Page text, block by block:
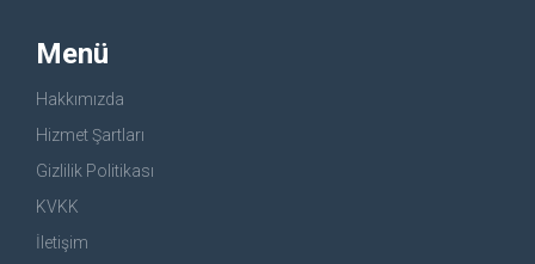
Menü
Hakkımızda
Hizmet Şartları
Gizlilik Politikası
KVKK
İletişim